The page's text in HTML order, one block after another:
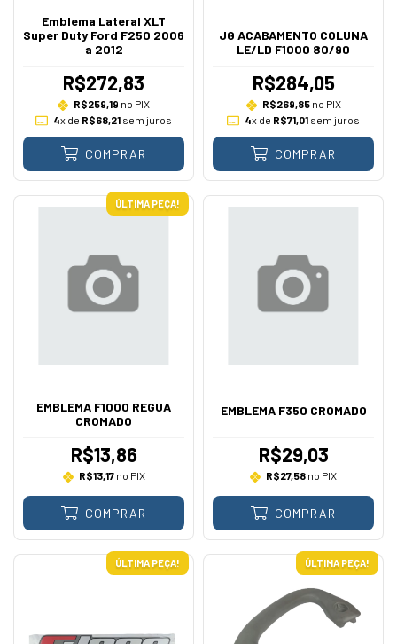
Emblema Lateral XLT
Super Duty Ford F250 2006
a 2012
R$272,83
R$259,19 no PIX
4x de R$68,21sem juros
COMPRAR
JG ACABAMENTO COLUNA
LE/LD F1000 80/90
R$284,05
R$269,85no PIX
4x de R$71,01sem juros
COMPRAR
ÚLTIMA PEÇA!
EMBLEMA F1000 REGUA
CROMADO
R$13,86
R$13,17no PIX
COMPRAR
EMBLEMA F350 CROMADO
R$29,03
R$27,58 no PIX
COMPRAR
ÚLTIMA PEÇA! ÚLTIMA PEÇA!